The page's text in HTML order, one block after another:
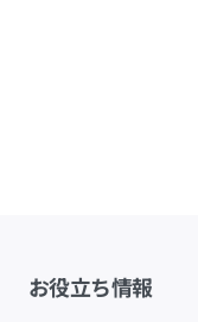
お役立ち情報